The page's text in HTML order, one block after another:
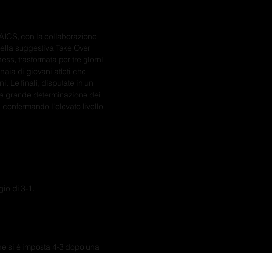
con la collaborazione
suggestiva Take Over
trasformata per tre giorni
di giovani atleti che
Le finali, disputate in un
grande determinazione dei
l'elevato livello
di 3-1.
si è imposta 4-3 dopo una